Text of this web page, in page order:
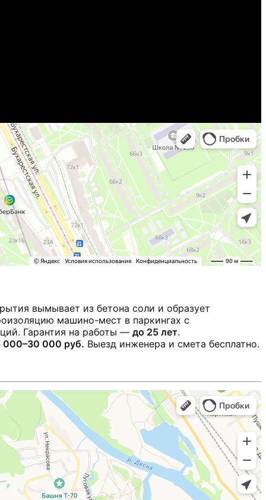
вымывает из бетона соли и образует
машино-мест в паркингах с
Гарантия на работы — до 25 лет.
000–30 000 руб. Выезд инженера и смета бесплатно.